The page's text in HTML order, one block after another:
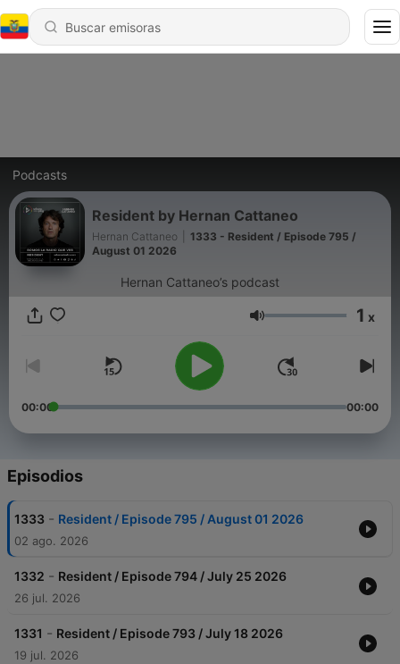
Podcasts
Resident by Hernan Cattaneo
Hernan Cattaneo
1333 - Resident / Episode 795 /
August 01 2026
Hernan Cattaneo’s podcast
Volumen 1 x
00:00 00:00
Episodios
1333 - Resident / Episode 795 / August 01 2026
02 ago. 2026
1332 - Resident / Episode 794 / July 25 2026
26 jul. 2026
1331 - Resident / Episode 793 / July 18 2026
19 jul. 2026